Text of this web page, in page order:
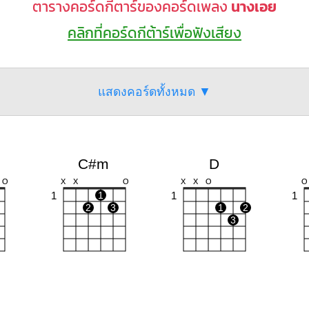
ตารางคอร์ดกีตาร์ของคอร์ดเพลง นางเอย
คลิกที่คอร์ดกีต้าร์เพื่อฟังเสียง
แสดงคอร์ดทั้งหมด ▼
O
C#m
X X O
1
1
2
3
D
X X O
1
1
2
3
O
1